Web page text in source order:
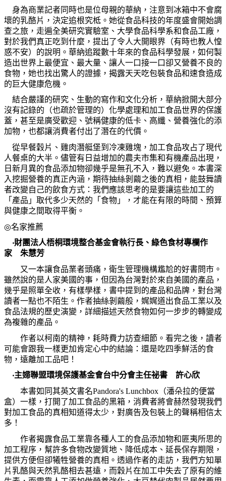
身為商業記者同時也是位母親的華納，注意到冰箱中不會腐
壞的乳酪片，決定追根究柢。她從食品科技的年度盛會開始調
查之旅，走遍全美研究實驗室、大學食品科學系和食品工廠，
對於我們真正吃到什麼，提出了令人大開眼界（有時也教人惶
惑不安）的說明。華納追蹤數十年來的食品科學發展，如何製
造出世界上最便宜、最大量、讓人一口接一口卻又營養不良的
食物，她也找出驚人的證據，揭露天天吃包裝食品和速食造成
的巨大健康危機。
結合嚴謹的研究、生動的寫作和文化分析，華納掀開大部分
沒有記錄的（也疏於管理的）化學處理和加工食品世界的保護
蓋，甚至是廣受歡迎、號稱健康的低卡、高纖、營養強化的添
加物，也都讓消費者付出了潛在的代價。
從早餐穀片、雞肉潛艇堡到冷凍雞塊，加工食品攻占了現代
人餐桌的大半。儘管有日益增加的農夫市集和有機產品出現，
日新月異的食品添加物卻幾乎是無孔不入，難以避免。本書深
入挖掘營養的真正內涵，期待抽絲剝繭之後的真相，能鼓舞讀
者改變自己的飲食方式：我們應該思考的是要讓這些加工的
「產品」取代多少天然的「食物」，才能在有限的時間、預算
與健康之間取得平衡。
◎名家推薦
‧財團法人梧桐環境整合基金會執行長、綠色食材專欄作
家 朱慧芳
又一本讓食品業者頭痛，衛生管理機構尷尬的好書問市。
雖然說的是人家美國的事，但因為台灣對於來自美國的產品，
幾乎是照單全收，有樣學樣，書中提到的產品和品牌，對台灣
讀者一點也不陌生。作者抽絲剝繭般，娓娓道出食品工業以及
食品法規的歷史演變，詳細描述天然食物如何一步步的轉變成
為複雜的產品。
作者以柯南的精神，耗時費力訪查細節。看完之後，讀者
可能會跟我一樣更加肯定心中的結論：還是吃四季鮮活的食
物，遠離加工品吧！
‧主婦聯盟環境保護基金會台中分會主任祕書 許心欣
本書如同其英文書名Pandora's Lunchbox （潘朵拉的便當
盒）一樣，打開了加工食品的黑箱，消費者將會赫然發現我們
對加工食品的真相知道得太少，對廣告及包裝上的聲稱相信太
多！
作者揭露食品工業靠各種人工的食品添加物和匪夷所思的
加工程序，幫許多食物改變質地、降低成本、延長保存期限，
提供方便但卻犧牲營養的真相。透過作者的走訪，我們方知單
片乳酪與天然乳酪相去甚遠，而穀片在加工中失去了原有的維